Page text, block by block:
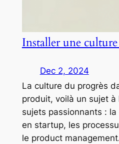
Installer une
Dec 2, 2024
La culture du progrès
produit, voilà un sujet
sujets passionnants : la
en startup, les
le product